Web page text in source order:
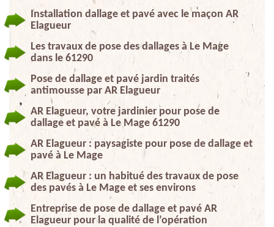
Installation dallage et pavé avec le maçon AR
Elagueur
Les travaux de pose des dallages à Le Mage
dans le 61290
Pose de dallage et pavé jardin traités
antimousse par AR Elagueur
AR Elagueur, votre jardinier pour pose de
dallage et pavé à Le Mage 61290
AR Elagueur : paysagiste pour pose de dallage et
pavé à Le Mage
AR Elagueur : un habitué des travaux de pose
des pavés à Le Mage et ses environs
Entreprise de pose de dallage et pavé AR
Elagueur pour la qualité de l’opération